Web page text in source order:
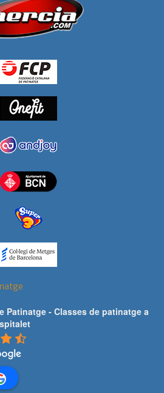
Patinatge - Classes de patinatge a